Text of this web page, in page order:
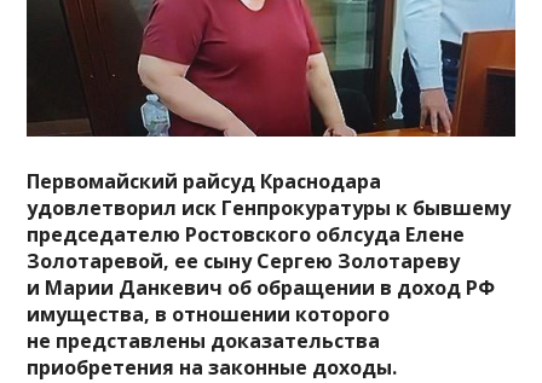
Первомайский райсуд Краснодара
удовлетворил иск Генпрокуратуры к бывшему
председателю Ростовского облсуда Елене
Золотаревой, ее сыну Сергею Золотареву
и Марии Данкевич об обращении в доход РФ
имущества, в отношении которого
не представлены доказательства
приобретения на законные доходы.